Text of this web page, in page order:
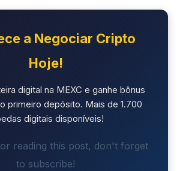
a Negociar Cripto
Hoje!
digital na MEXC e ganhe bônus
primeiro depósito. Mais de 1.700
digitais disponíveis!
reading this post, don't forget
to subscribe!